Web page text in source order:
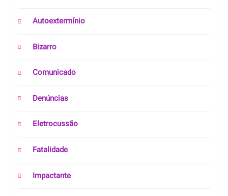
Autoextermínio
Bizarro
Comunicado
Denúncias
Eletrocussão
Fatalidade
Impactante